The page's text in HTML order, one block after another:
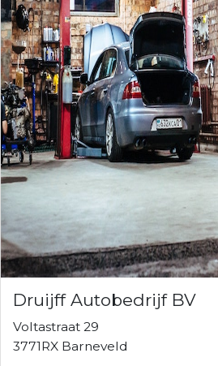
Druijff Autobedrijf BV
Voltastraat 29
3771RX Barneveld